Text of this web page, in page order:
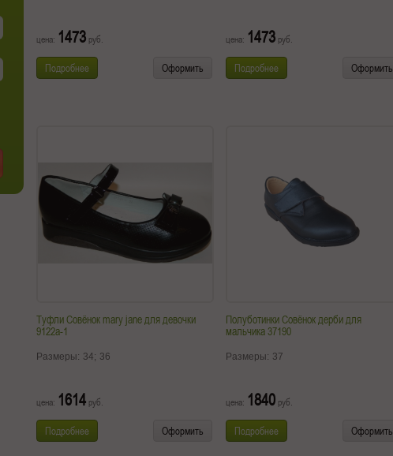
цена: 1473 руб.
Подробнее Оформить
цена: 1473 руб.
Подробнее Оформить
Туфли Совёнок mary jane для девочки
9122a-1
Размеры: 34; 36
цена: 1614 руб.
Подробнее Оформить
Полуботинки Совёнок дерби для
мальчика 37190
Размеры: 37
цена: 1840 руб.
Подробнее Оформить